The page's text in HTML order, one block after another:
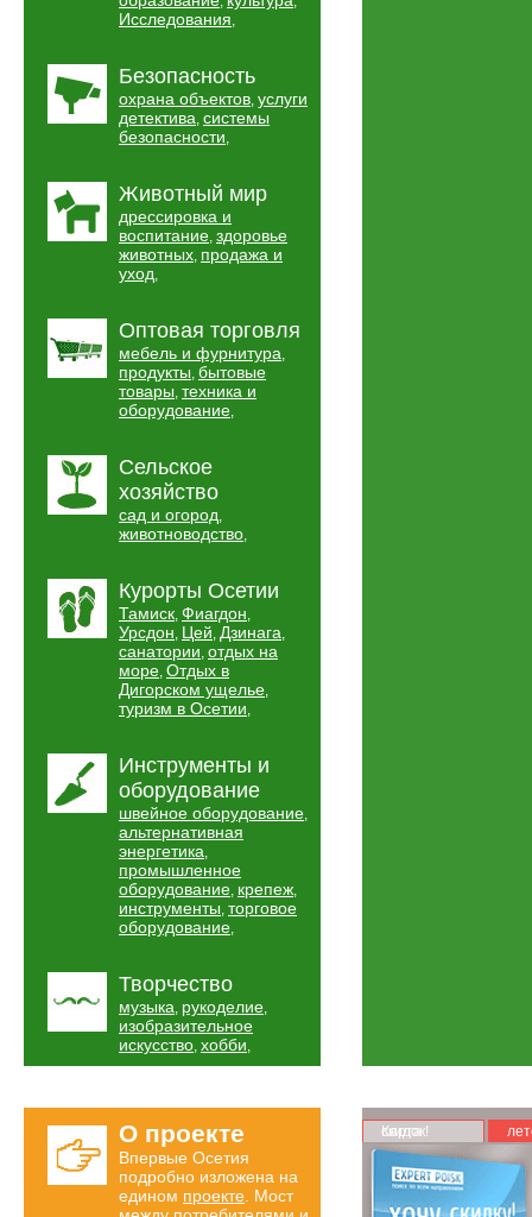
Исследования,
Безопасность
охрана объектов, услуги
детектива, системы
безопасности,
Животный мир
дрессировка и
воспитание, здоровье
животных, продажа и
уход,
Оптовая торговля
мебель и фурнитура,
продукты, бытовые
товары, техника и
оборудование,
Сельское
хозяйство
сад и огород,
животноводство,
Курорты Осетии
Тамиск, Фиагдон,
Урсдон, Цей, Дзинага,
санатории, отдых на
море, Отдых в
Дигорском ущелье,
туризм в Осетии,
Инструменты и
оборудование
швейное оборудование,
альтернативная
энергетика,
промышленное
оборудование, крепеж,
инструменты, торговое
оборудование,
Творчество
музыка, рукоделие,
изобразительное
искусство, хобби,
О проекте
Впервые Осетия
подробно изложена на
едином проекте . Мост
Карта скидок!